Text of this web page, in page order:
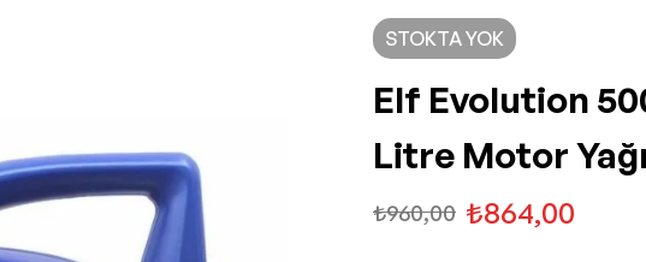
STOKTA YOK
Elf Evolution
Litre Motor Yağı
₺960,00 ₺864,00